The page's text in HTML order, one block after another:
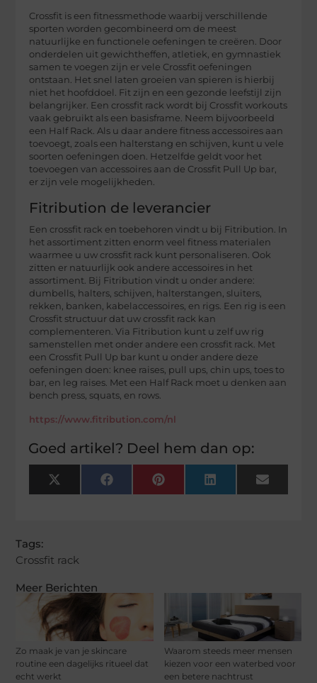
Meer Berichten
Zo maak je van je skincare
routine een dagelijks ritueel dat
echt werkt
Waarom steeds meer mensen
kiezen voor een waterbed voor
een betere nachtrust
Crossfit is een fitnessmethode waarbij verschillende
sporten worden gecombineerd om de meest
natuurlijke en functionele oefeningen te creëren. Door
onderdelen uit gewichtheffen, atletiek, en gymnastiek
samen te voegen zijn er vele Crossfit oefeningen
ontstaan. Het snel laten groeien van spieren is hierbij
niet het hoofddoel. Fit zijn en een gezonde leefstijl zijn
belangrijker. Een crossfit rack wordt bij Crossfit workouts
vaak gebruikt als een basisframe. Neem bijvoorbeeld
een Half Rack. Als u daar andere fitness accessoires aan
toevoegt, zoals een halterstang en schijven, kunt u vele
soorten oefeningen doen. Hetzelfde geldt voor het
toevoegen van accessoires aan de Crossfit Pull Up bar,
er zijn vele mogelijkheden.
Fitribution de leverancier
Een crossfit rack en toebehoren vindt u bij Fitribution. In
het assortiment zitten enorm veel fitness materialen
waarmee u uw crossfit rack kunt personaliseren. Ook
zitten er natuurlijk ook andere accessoires in het
assortiment. Bij Fitribution vindt u onder andere:
dumbells, halters, schijven, halterstangen, sluiters,
rekken, banken, kabelaccessoires, en rigs. Een rig is een
Crossfit structuur dat uw crossfit rack kan
complementeren. Via Fitribution kunt u zelf uw rig
samenstellen met onder andere een crossfit rack. Met
een Crossfit Pull Up bar kunt u onder andere deze
oefeningen doen: knee raises, pull ups, chin ups, toes to
bar, en leg raises. Met een Half Rack moet u denken aan
bench press, squats, en rows.
https://www.fitribution.com/nl
Goed artikel? Deel hem dan op:
X
(Twitter)
FacebookPinterest LinkedIn Email
Tags:
Crossfit rack